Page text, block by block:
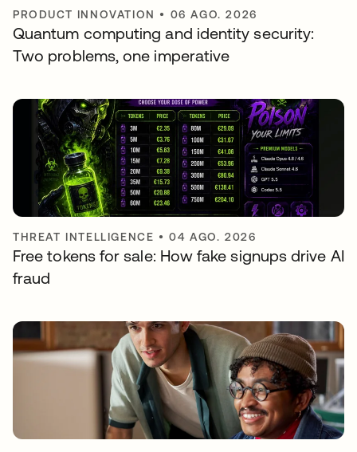
PRODUCT INNOVATION • 06 AGO. 2026
Quantum computing and identity security:
Two problems, one imperative
THREAT INTELLIGENCE •04 AGO. 2026
Free tokens for sale: How fake signups drive AI
fraud